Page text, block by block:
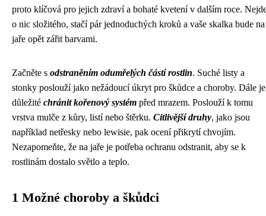
proto klíčová pro jejich zdraví a bohaté kvetení v dalším roce.
o nic složitého, stačí pár jednoduchých kroků a vaše skalka bude na
jaře opět zářit barvami.
Začněte s odstraněním odumřelých částí rostlin. Suché listy a
stonky poslouží jako nežádoucí úkryt pro škůdce a choroby. Dále je
důležité chránit kořenový systém před mrazem. Poslouží k tomu
vrstva mulče z kůry, listí nebo štěrku. Citlivější druhy, jako jsou
například netřesky nebo lewisie, pak ocení přikrytí chvojím.
Nezapomeňte, že na jaře je potřeba ochranu odstranit, aby se k
rostlinám dostalo světlo a teplo.
1 Možné choroby a škůdci